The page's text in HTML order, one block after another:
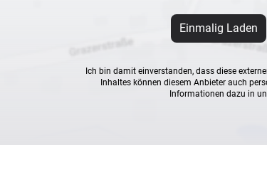
Einmalig Laden
Ich bin damit einverstanden, dass diese
Inhaltes können diesem Anbieter auch
Informationen dazu in